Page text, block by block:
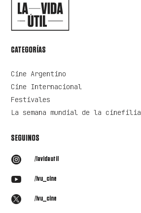
CATEGORÍAS
Cine Argentino
Cine Internacional
Festivales
La semana mundial de la cinefilia
SEGUINOS
 /lavidautil
 /lvu_cine
 /lvu_cine